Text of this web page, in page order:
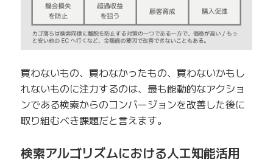
買わないもの、買わなかったもの、買わないかもし
れないものに注力するのは、最も能動的なアクショ
ンである検索からのコンバージョンを改善した後に
取り組むべき課題だと言えます。
検索アルゴリズムにおける人工知能活用